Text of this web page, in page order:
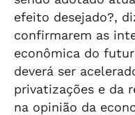
efeito desejado?,
confirmarem as
econômica do
deverá ser
privatizações e da
na opinião da